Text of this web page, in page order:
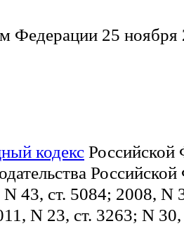
Федерации 25 ноября
кодекс Российской
43, ст. 5084; 2008, N
N 23, ст. 3263; N